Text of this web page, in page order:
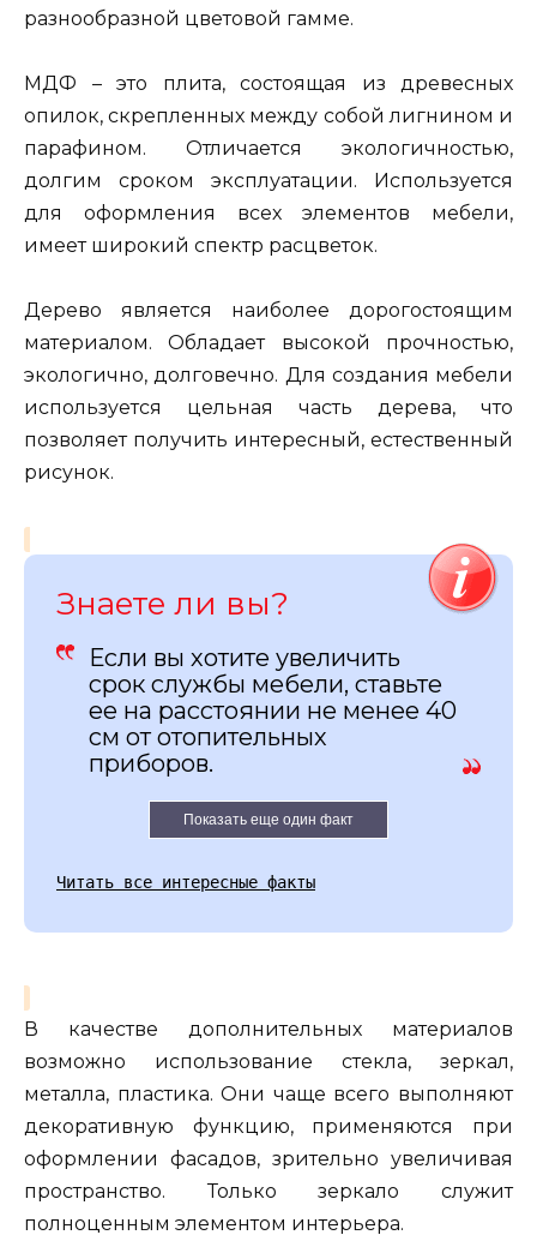
разнообразной цветовой гамме.
МДФ – это плита, состоящая из древесных
опилок, скрепленных между собой лигнином и
парафином. Отличается экологичностью,
долгим сроком эксплуатации. Используется
для оформления всех элементов мебели,
имеет широкий спектр расцветок.
Дерево является наиболее дорогостоящим
материалом. Обладает высокой прочностью,
экологично, долговечно. Для создания мебели
используется цельная часть дерева, что
позволяет получить интересный, естественный
рисунок.
Знаете ли вы?
Если вы хотите увеличить
срок службы мебели, ставьте
ее на расстоянии не менее 40
см от отопительных
приборов.
Показать еще один факт
Читать все интересные факты
В качестве дополнительных материалов
возможно использование стекла, зеркал,
металла, пластика. Они чаще всего выполняют
декоративную функцию, применяются при
оформлении фасадов, зрительно увеличивая
пространство. Только зеркало служит
полноценным элементом интерьера.